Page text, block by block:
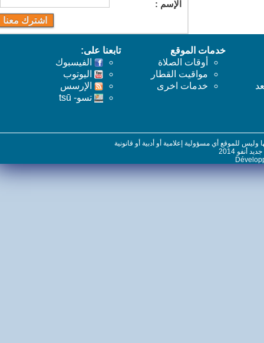
اﻹسم :
خدمات الموقع
أوقات الصلاة
مواقيت القطار
خدمات اخرى
تابعنا على:
الفيسبوك
اليوتوب
اﻹرسس
تسو- tsū
للموقع أي مسؤولية إعلامية أو أدبية أو قانونية
2014